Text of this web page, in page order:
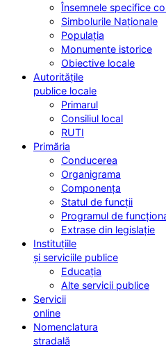
Însemnele specifice
Simbolurile Naționale
Populația
Monumente istorice
Obiective locale
Autoritățile
publice locale
Primarul
Consiliul local
RUTI
Primăria
Conducerea
Organigrama
Componența
Statul de funcții
Programul de
Extrase din legislație
Instituțiile
și serviciile publice
Educația
Alte servicii publice
Servicii
online
Nomenclatura
stradală